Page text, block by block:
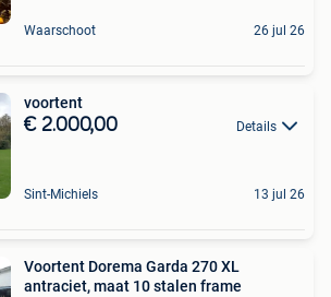
Waarschoot 26 jul 26
voortent
€ 2.000,00 Details
Sint-Michiels 13 jul 26
Voortent Dorema Garda 270 XL
antraciet, maat 10 stalen frame